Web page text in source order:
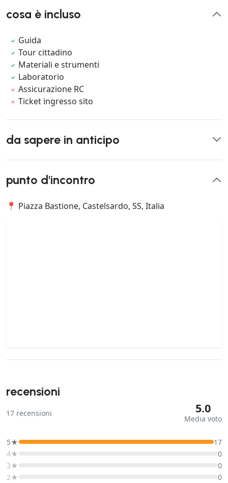
cosa è incluso
Guida
Tour cittadino
Materiali e strumenti
Laboratorio
Assicurazione RC
Ticket ingresso sito
da sapere in anticipo
punto d'incontro
📍 Piazza Bastione, Castelsardo, SS, Italia
recensioni
17 recensioni 5.0
Media voto
5★
17
4★
0
3★
0
2★
0